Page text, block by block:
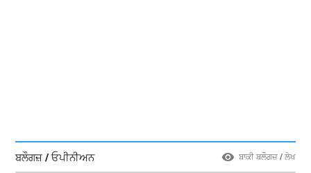
ਬਲੌਗਜ਼ / ਓਪੀਨੀਅਨ ਬਾਕੀ ਬਲੌਗਜ਼ / ਲੇਖ